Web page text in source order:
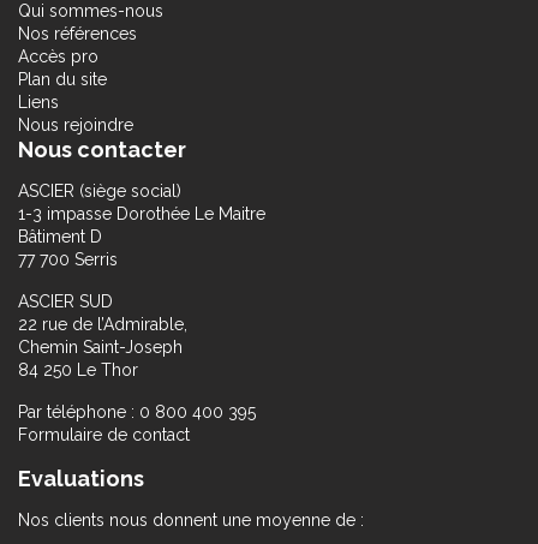
Qui sommes-nous
Nos références
Accès pro
Plan du site
Liens
Nous rejoindre
Nous contacter
ASCIER (siège social)
1-3 impasse Dorothée Le Maitre
Bâtiment D
77 700 Serris
ASCIER SUD
22 rue de l’Admirable,
Chemin Saint-Joseph
84 250 Le Thor
Par téléphone : 0 800 400 395
Formulaire de contact
Evaluations
Nos clients nous donnent une moyenne de :